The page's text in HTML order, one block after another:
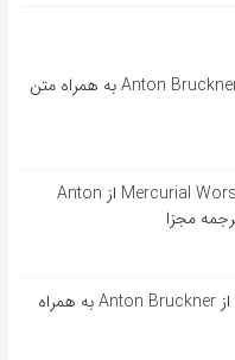
آهنگ آلمانی Zerrissen از Anton Bruckner به همراه متن
آهنگ آلمانی Mercurial Worst Case Band از Anton
آهنگ آلمانی Wer wir sind از Anton Bruckner به همراه